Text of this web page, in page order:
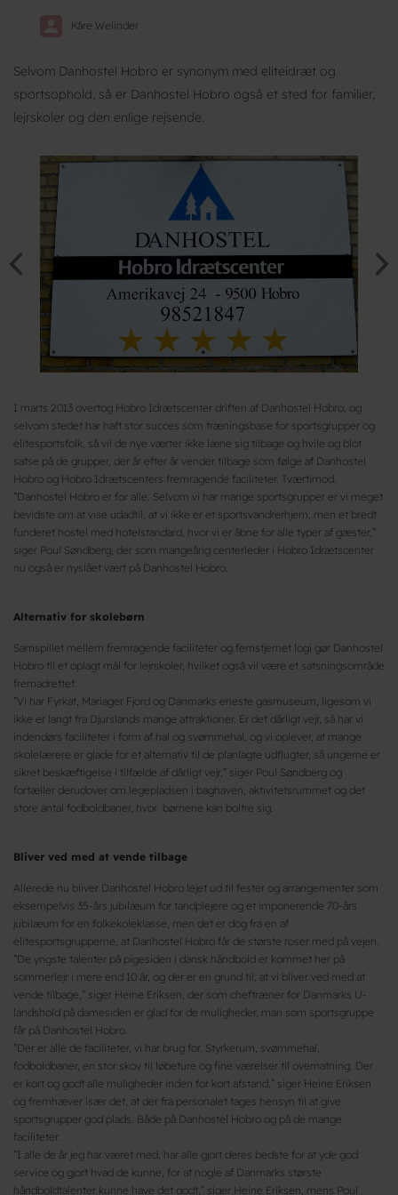
Kåre Welinder
Selvom Danhostel Hobro er synonym med eliteidræt og
sportsophold, så er Danhostel Hobro også et sted for familier,
lejrskoler og den enlige rejsende.
I marts 2013 overtog Hobro Idrætscenter driften af Danhostel Hobro, og
selvom stedet har haft stor succes som træningsbase for sportsgrupper og
elitesportsfolk, så vil de nye værter ikke læne sig tilbage og hvile og blot
satse på de grupper, der år efter år vender tilbage som følge af Danhostel
Hobro og Hobro Idrætscenters fremragende faciliteter. Tværtimod.
”Danhostel Hobro er for alle. Selvom vi har mange sportsgrupper er vi meget
bevidste om at vise udadtil, at vi ikke er et sportsvandrerhjem, men et bredt
funderet hostel med hotelstandard, hvor vi er åbne for alle typer af gæster,”
siger Poul Søndberg, der som mangeårig centerleder i Hobro Idrætscenter
nu også er nyslået vært på Danhostel Hobro.
Alternativ for skolebørn
Samspillet mellem fremragende faciliteter og femstjernet logi gør Danhostel
Hobro til et oplagt mål for lejrskoler, hvilket også vil være et satsningsområde
fremadrettet.
”Vi har Fyrkat, Mariager Fjord og Danmarks eneste gasmuseum, ligesom vi
ikke er langt fra Djurslands mange attraktioner. Er det dårligt vejr, så har vi
indendørs faciliteter i form af hal og svømmehal, og vi oplever, at mange
skolelærere er glade for et alternativ til de planlagte udflugter, så ungerne er
sikret beskæftigelse i tilfælde af dårligt vejr,” siger Poul Søndberg og
fortæller derudover om legepladsen i baghaven, aktivitetsrummet og det
store antal fodboldbaner, hvor børnene kan boltre sig.
Bliver ved med at vende tilbage
Allerede nu bliver Danhostel Hobro lejet ud til fester og arrangementer som
eksempelvis 35-års jubilæum for tandplejere og et imponerende 70-års
jubilæum for en folkekoleklasse, men det er dog fra en af
elitesportsgrupperne, at Danhostel Hobro får de største roser med på vejen.
”De yngste talenter på pigesiden i dansk håndbold er kommet her på
sommerlejr i mere end 10 år, og der er en grund til, at vi bliver ved med at
vende tilbage,” siger Heine Eriksen, der som cheftræner for Danmarks U-
landshold på damesiden er glad for de muligheder, man som sportsgruppe
får på Danhostel Hobro.
”Der er alle de faciliteter, vi har brug for. Styrkerum, svømmehal,
fodboldbaner, en stor skov til løbeture og fine værelser til overnatning. Der
er kort og godt alle muligheder inden for kort afstand,” siger Heine Eriksen
og fremhæver især det, at der fra personalet tages hensyn til at give
sportsgrupper god plads. Både på Danhostel Hobro og på de mange
faciliteter.
”I alle de år jeg har været med, har alle gjort deres bedste for at yde god
service og gjort hvad de kunne, for at nogle af Danmarks største
håndboldtalenter kunne have det godt,” siger Heine Eriksen, mens Poul